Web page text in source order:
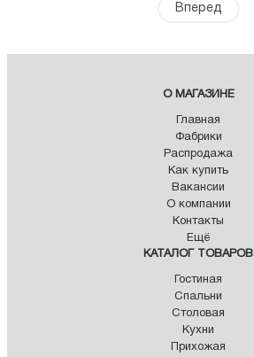
Вперед
О МАГАЗИНЕ
Главная
Фабрики
Распродажа
Как купить
Вакансии
О компании
Контакты
Ещё
КАТАЛОГ ТОВАРОВ
Гостиная
Спальни
Столовая
Кухни
Прихожая